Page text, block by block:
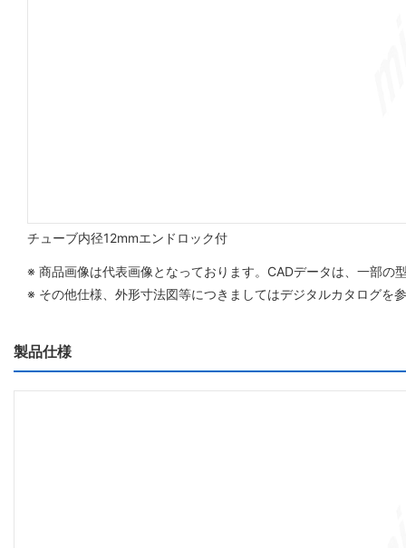
チューブ内径12mmエンドロック付
※ 商品画像は代表画像となっております。CADデータは、一部の
※ その他仕様、外形寸法図等につきましてはデジタルカタログを
製品仕様